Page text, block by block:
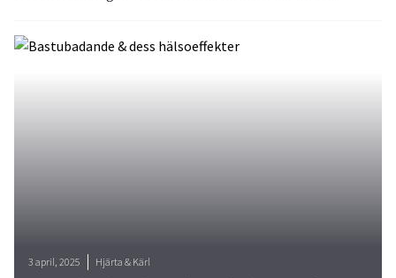
3 april, 2025 Hjärta & Kärl